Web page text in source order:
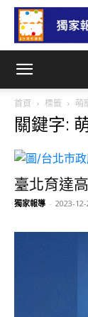
首頁 標籤 萌
關鍵字:
臺北育達
獨家報導 - 2023-